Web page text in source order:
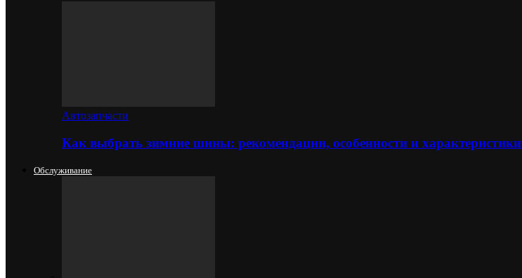
Автозапчасти
Как выбрать зимние шины: рекомендации, особенности и характеристики
Обслуживание